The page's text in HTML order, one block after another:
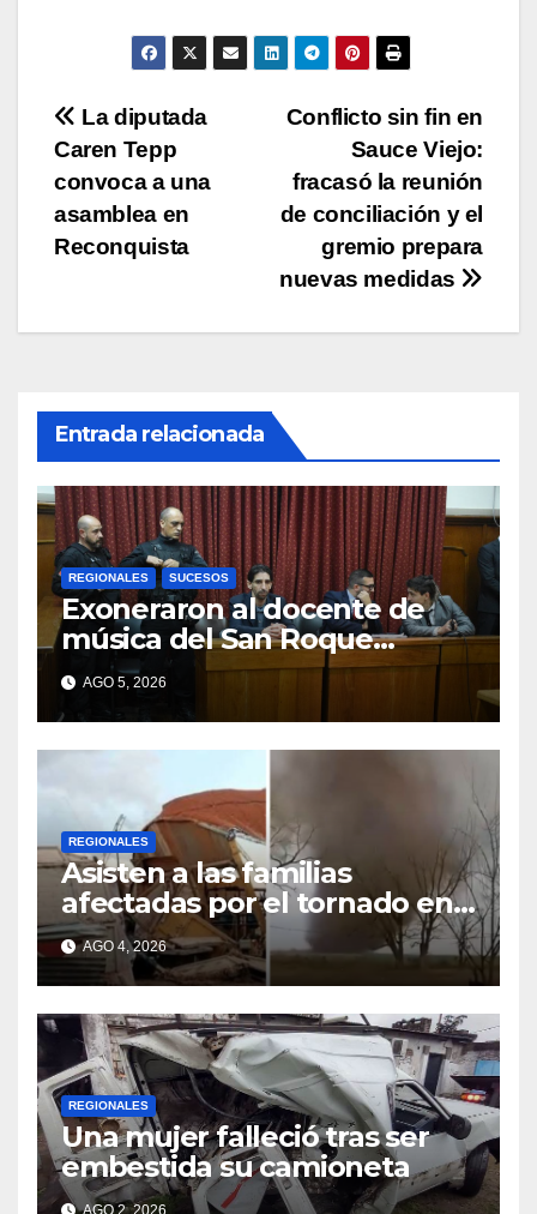
b
o
o
k
Li
n
ar
tir
Navegación
de
entradas
Conflicto sin fin en
Sauce Viejo:
fracasó la reunión
de conciliación y el
gremio prepara
nuevas medidas
La diputada
Caren Tepp
convoca a una
asamblea en
Reconquista
Entrada relacionada
REGIONALES SUCESOS
Exoneraron al docente de
música del San Roque
condenado por abuso sexual
infantil
AGO 5, 2026
REGIONALES
Asisten a las familias
afectadas por el tornado en
Bernardo de Irigoyen
AGO 4, 2026
REGIONALES
Una mujer falleció tras ser
embestida su camioneta
AGO 2, 2026